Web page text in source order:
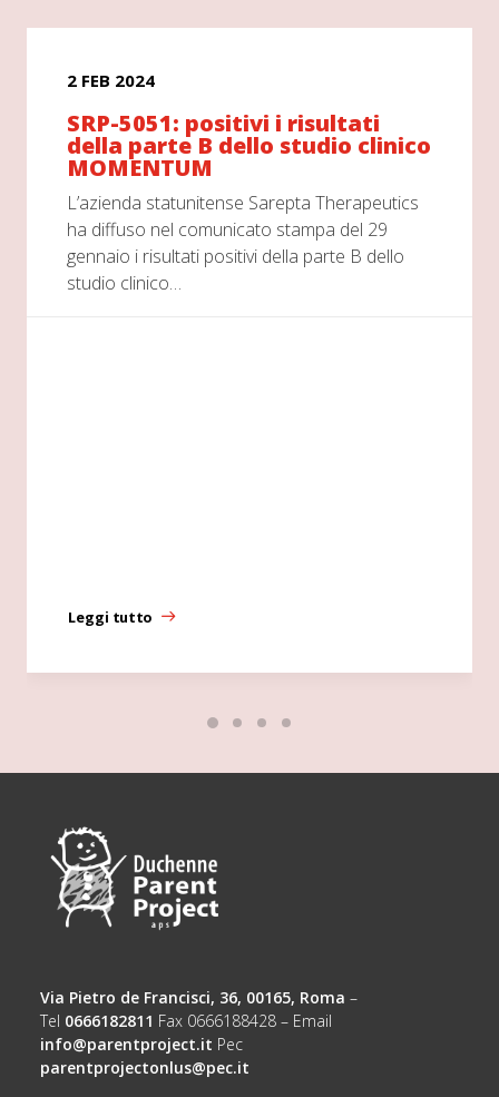
2 FEB 2024
SRP-5051: positivi i risultati
della parte B dello studio clinico
MOMENTUM
L’azienda statunitense Sarepta Therapeutics
ha diffuso nel comunicato stampa del 29
gennaio i risultati positivi della parte B dello
studio clinico…
Leggi tutto
Via Pietro de Francisci, 36, 00165, Roma –
Tel 0666182811 Fax 0666188428 – Email
info@parentproject.it Pec
parentprojectonlus@pec.it